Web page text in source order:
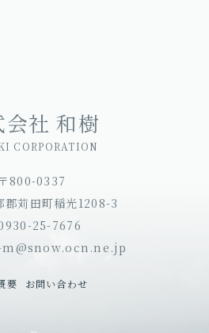
会社 和樹
CORPORATION
〒800-0337
郡苅田町稲光1208-3
25-7676
要 お問い合わせ